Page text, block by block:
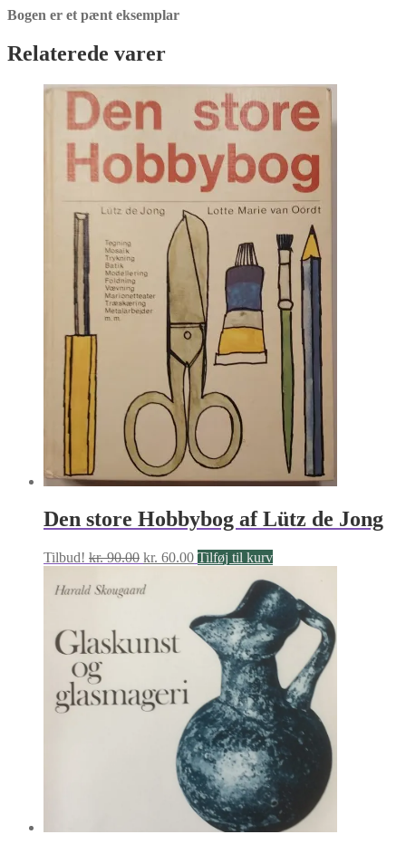
Bogen er et pænt eksemplar
Relaterede varer
Den store Hobbybog af Lütz de Jong
Tilbud! kr.90.00 Den
pris
kr. 90.00.
kr. 60.00Den
kr. 60.00.
Tilføj til kurv